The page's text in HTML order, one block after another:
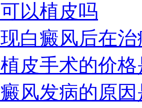
以植皮吗
白癜风后在
皮手术的价
风发病的原